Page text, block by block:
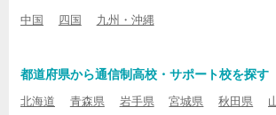
中国 四国 九州・沖縄
都道府県から通信制高校・サポート校を探す
北海道 青森県 岩手県 宮城県 秋田県